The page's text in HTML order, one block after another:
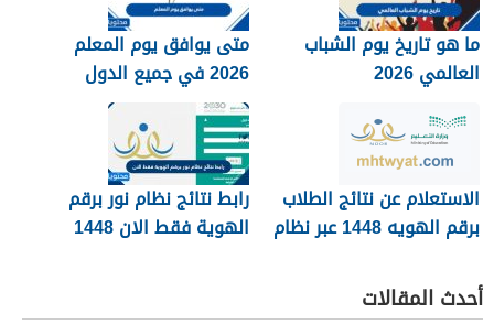
ما هو تاريخ يوم الشباب
العالمي 2026
متى يوافق يوم المعلم
2026 في جميع الدول
العربية
الاستعلام عن نتائج الطلاب
برقم الهويه 1448 عبر نظام
رابط نتائج نظام نور برقم
الهوية فقط الان 1448
أحدث المقالات